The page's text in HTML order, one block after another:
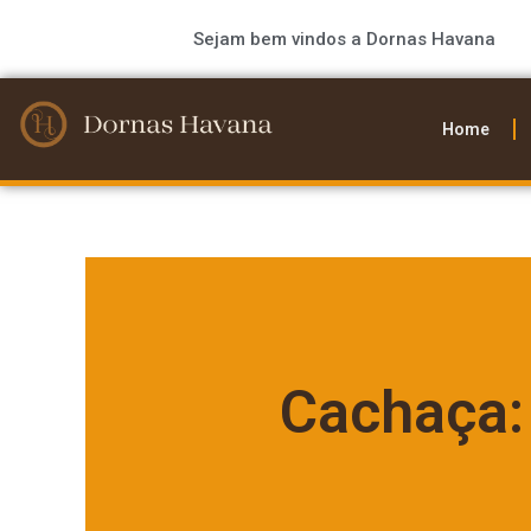
Sejam bem vindos a Dornas Havana
Home